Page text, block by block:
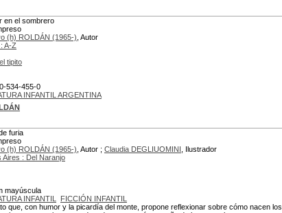
en el sombrero
(h) ROLDÁN (1965-) , Autor
A-Z
tipito
534-455-0
INFANTIL ARGENTINA
furia
(h) ROLDÁN (1965-) , Autor ; Claudia DEGLIUOMINI , Ilustrador
Aires : Del Naranjo
mayúscula
INFANTIL
FICCIÓN INFANTIL
que, con humor y la picardía del monte, propone reflexionar sobre cómo nacen